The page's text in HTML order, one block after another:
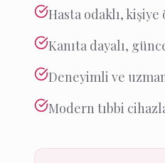
Hasta odaklı, kişiye
Kanıta dayalı,
Deneyimli ve
Modern tıbbi